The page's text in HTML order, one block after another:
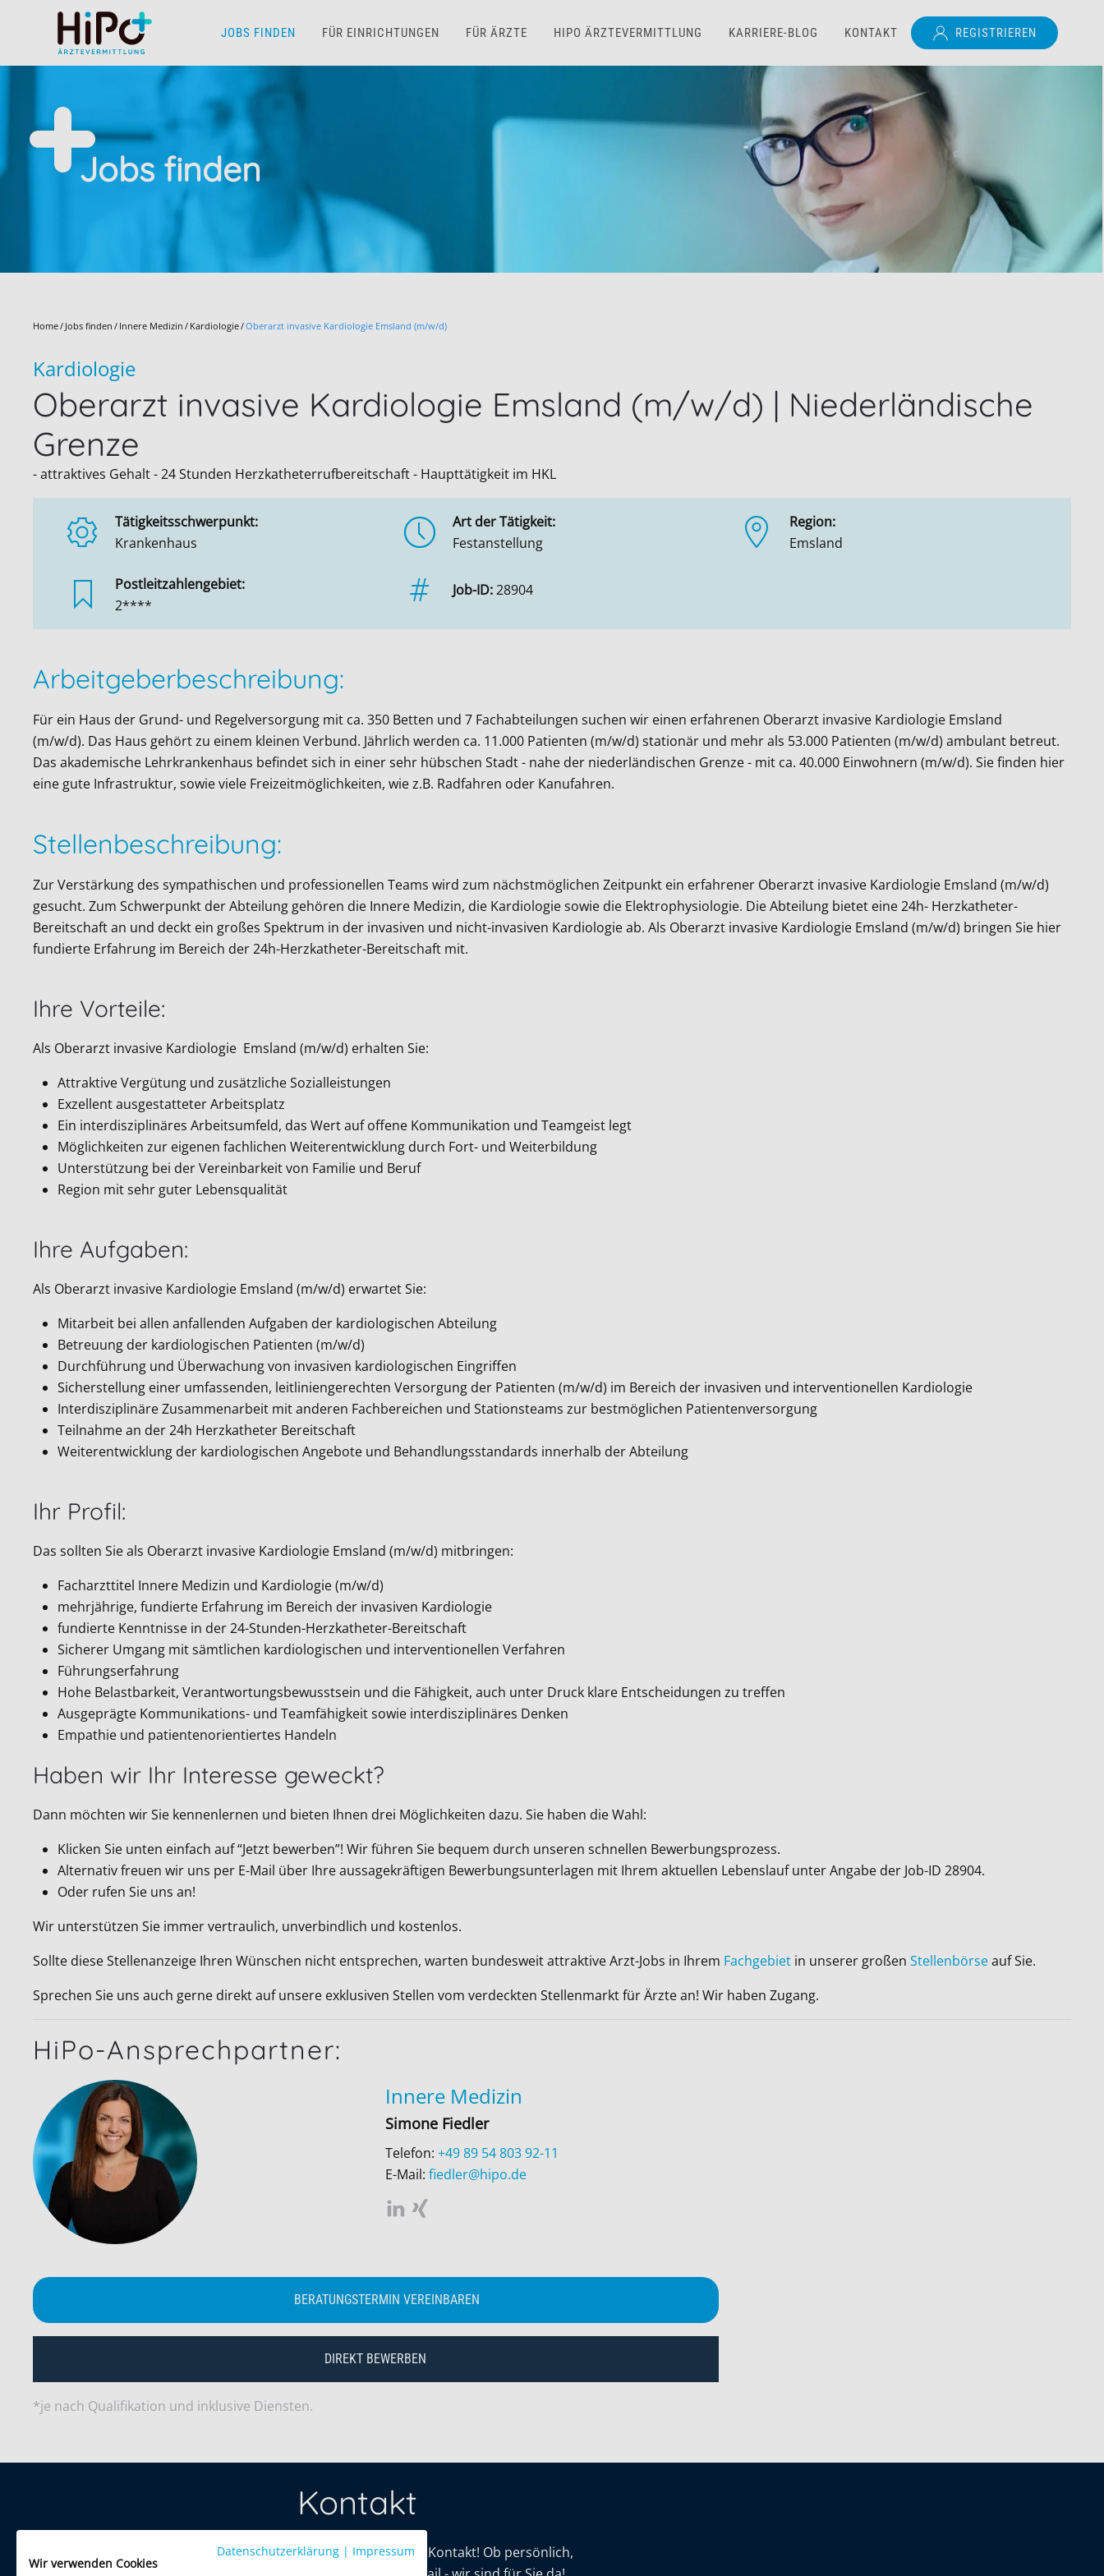
Skip to main content JOBS FINDEN FÜR EINRICHTUNGEN FÜR ÄRZTE HIPO ÄRZTEVERMITTLUNG KARRIERE-BLOG KONTAKT REGISTRIEREN
Jobs finden
Home Jobs finden Innere Medizin Kardiologie Oberarzt invasive Kardiologie Emsland (m/w/d)
Kardiologie
Oberarzt invasive Kardiologie Emsland (m/w/d) | Niederländische
Grenze
- attraktives Gehalt - 24 Stunden Herzkatheterrufbereitschaft - Haupttätigkeit im HKL
Tätigkeitsschwerpunkt:
Krankenhaus
Art der Tätigkeit:
Festanstellung
Region:
Emsland
Postleitzahlengebiet:
2****
Job-ID:28904
Arbeitgeberbeschreibung:
Für ein Haus der Grund- und Regelversorgung mit ca. 350 Betten und 7 Fachabteilungen suchen wir einen erfahrenen Oberarzt invasive Kardiologie Emsland
(m/w/d). Das Haus gehört zu einem kleinen Verbund. Jährlich werden ca. 11.000 Patienten (m/w/d) stationär und mehr als 53.000 Patienten (m/w/d) ambulant betreut.
Das akademische Lehrkrankenhaus befindet sich in einer sehr hübschen Stadt - nahe der niederländischen Grenze - mit ca. 40.000 Einwohnern (m/w/d). Sie finden hier
eine gute Infrastruktur, sowie viele Freizeitmöglichkeiten, wie z.B. Radfahren oder Kanufahren.
Stellenbeschreibung:
Zur Verstärkung des sympathischen und professionellen Teams wird zum nächstmöglichen Zeitpunkt ein erfahrener Oberarzt invasive Kardiologie Emsland (m/w/d)
gesucht. Zum Schwerpunkt der Abteilung gehören die Innere Medizin, die Kardiologie sowie die Elektrophysiologie. Die Abteilung bietet eine 24h- Herzkatheter-
Bereitschaft an und deckt ein großes Spektrum in der invasiven und nicht-invasiven Kardiologie ab. Als Oberarzt invasive Kardiologie Emsland (m/w/d) bringen Sie hier
fundierte Erfahrung im Bereich der 24h-Herzkatheter-Bereitschaft mit.
Ihre Vorteile:
Als Oberarzt invasive Kardiologie Emsland (m/w/d) erhalten Sie:
Attraktive Vergütung und zusätzliche Sozialleistungen
Exzellent ausgestatteter Arbeitsplatz
Ein interdisziplinäres Arbeitsumfeld, das Wert auf offene Kommunikation und Teamgeist legt
Möglichkeiten zur eigenen fachlichen Weiterentwicklung durch Fort- und Weiterbildung
Unterstützung bei der Vereinbarkeit von Familie und Beruf
Region mit sehr guter Lebensqualität
Ihre Aufgaben:
Als Oberarzt invasive Kardiologie Emsland (m/w/d) erwartet Sie:
Mitarbeit bei allen anfallenden Aufgaben der kardiologischen Abteilung
Betreuung der kardiologischen Patienten (m/w/d)
Durchführung und Überwachung von invasiven kardiologischen Eingriffen
Sicherstellung einer umfassenden, leitliniengerechten Versorgung der Patienten (m/w/d) im Bereich der invasiven und interventionellen Kardiologie
Interdisziplinäre Zusammenarbeit mit anderen Fachbereichen und Stationsteams zur bestmöglichen Patientenversorgung
Teilnahme an der 24h Herzkatheter Bereitschaft
Weiterentwicklung der kardiologischen Angebote und Behandlungsstandards innerhalb der Abteilung
Ihr Profil:
Das sollten Sie als Oberarzt invasive Kardiologie Emsland (m/w/d) mitbringen:
Facharzttitel Innere Medizin und Kardiologie (m/w/d)
mehrjährige, fundierte Erfahrung im Bereich der invasiven Kardiologie
fundierte Kenntnisse in der 24-Stunden-Herzkatheter-Bereitschaft
Sicherer Umgang mit sämtlichen kardiologischen und interventionellen Verfahren
Führungserfahrung
Hohe Belastbarkeit, Verantwortungsbewusstsein und die Fähigkeit, auch unter Druck klare Entscheidungen zu treffen
Ausgeprägte Kommunikations- und Teamfähigkeit sowie interdisziplinäres Denken
Empathie und patientenorientiertes Handeln
Haben wir Ihr Interesse geweckt?
Dann möchten wir Sie kennenlernen und bieten Ihnen drei Möglichkeiten dazu. Sie haben die Wahl:
Klicken Sie unten einfach auf “Jetzt bewerben”! Wir führen Sie bequem durch unseren schnellen Bewerbungsprozess.
Alternativ freuen wir uns per E-Mail über Ihre aussagekräftigen Bewerbungsunterlagen mit Ihrem aktuellen Lebenslauf unter Angabe der Job-ID 28904.
Oder rufen Sie uns an!
Wir unterstützen Sie immer vertraulich, unverbindlich und kostenlos.
Sollte diese Stellenanzeige Ihren Wünschen nicht entsprechen, warten bundesweit attraktive Arzt-Jobs in Ihrem Fachgebiet in unserer großen Stellenbörseauf Sie.
Sprechen Sie uns auch gerne direkt auf unsere exklusiven Stellen vom verdeckten Stellenmarkt für Ärzte an! Wir haben Zugang.
HiPo-Ansprechpartner:
Innere Medizin
Simone Fiedler
Telefon:+49 89 54 803 92-11
E-Mail:fiedler@hipo.de
BERATUNGSTERMIN VEREINBAREN
DIREKT BEWERBEN
*je nach Qualifikation und inklusive Diensten.
Kontakt
Treten Sie mit uns in Kontakt! Ob persönlich,
Datenschutzerklärung | Impressum
Wir verwenden Cookies